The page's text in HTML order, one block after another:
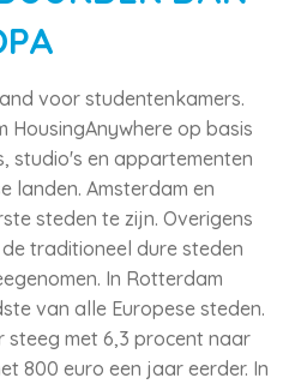
voor studentenkamers.
op basis
studio's en appartementen
landen. Amsterdam en
steden te zijn. Overigens
traditioneel dure steden
In Rotterdam
van alle Europese steden.
steeg met 6,3 procent naar
800 euro een jaar eerder. In